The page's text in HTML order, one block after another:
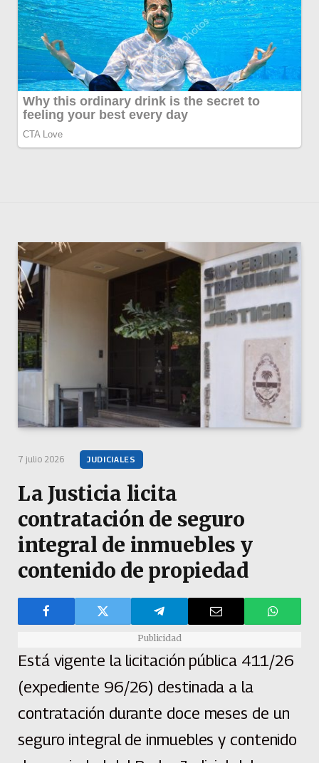
7 julio 2026 JUDICIALES
La Justicia licita
contratación de seguro
integral de inmuebles y
contenido de propiedad
Publicidad
Está vigente la licitación pública 411/26
(expediente 96/26) destinada a la
contratación durante doce meses de un
seguro integral de inmuebles y contenido